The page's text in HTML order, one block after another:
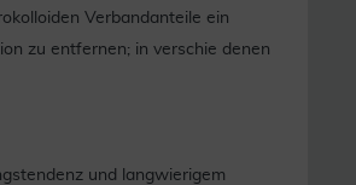
Verbandanteile ein
zu entfernen; in verschie denen
und langwierigem